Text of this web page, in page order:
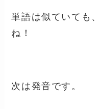
単語は似ていても
ね！
次は発音です。